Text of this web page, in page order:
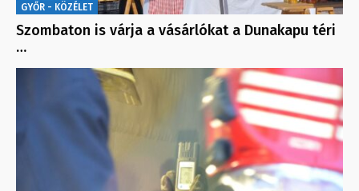
GYŐR - KÖZÉLET
Szombaton is várja a vásárlókat a Dunakapu téri
…